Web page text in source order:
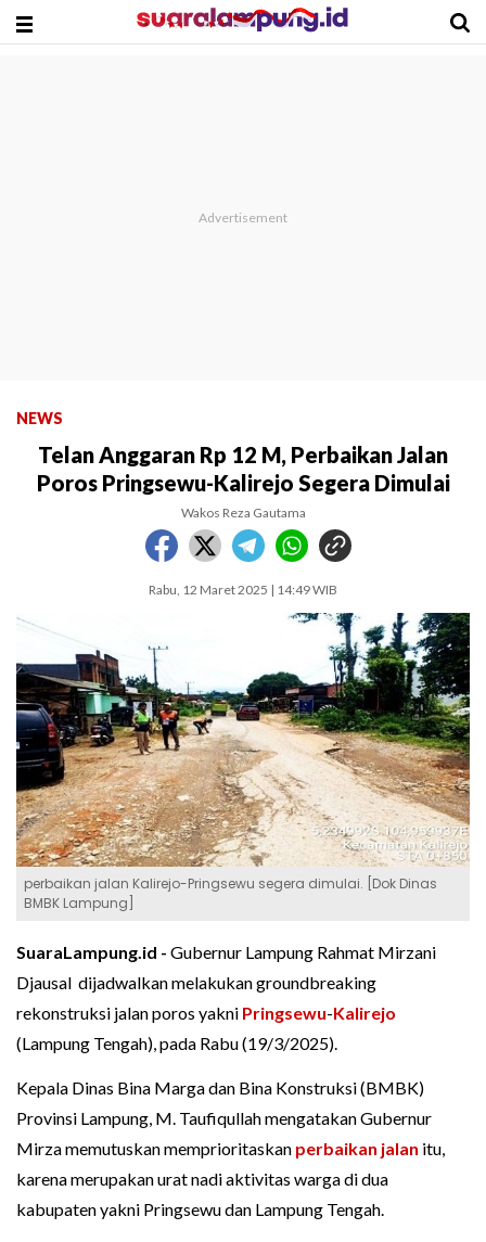
NEWS
Telan Anggaran Rp 12 M, Perbaikan Jalan
Poros Pringsewu-Kalirejo Segera Dimulai
Wakos Reza Gautama
Rabu, 12 Maret 2025 | 14:49 WIB
perbaikan jalan Kalirejo-Pringsewu segera dimulai. [Dok Dinas
BMBK Lampung]
SuaraLampung.id - Gubernur Lampung Rahmat Mirzani
Djausal dijadwalkan melakukan groundbreaking
rekonstruksi jalan poros yakni Pringsewu-Kalirejo
(Lampung Tengah), pada Rabu (19/3/2025).
Kepala Dinas Bina Marga dan Bina Konstruksi (BMBK)
Provinsi Lampung, M. Taufiqullah mengatakan Gubernur
Mirza memutuskan memprioritaskan perbaikan jalan itu,
karena merupakan urat nadi aktivitas warga di dua
kabupaten yakni Pringsewu dan Lampung Tengah.